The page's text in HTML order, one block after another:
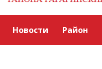
Новости Район